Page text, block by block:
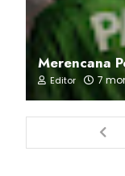
Merencana
Editor 7